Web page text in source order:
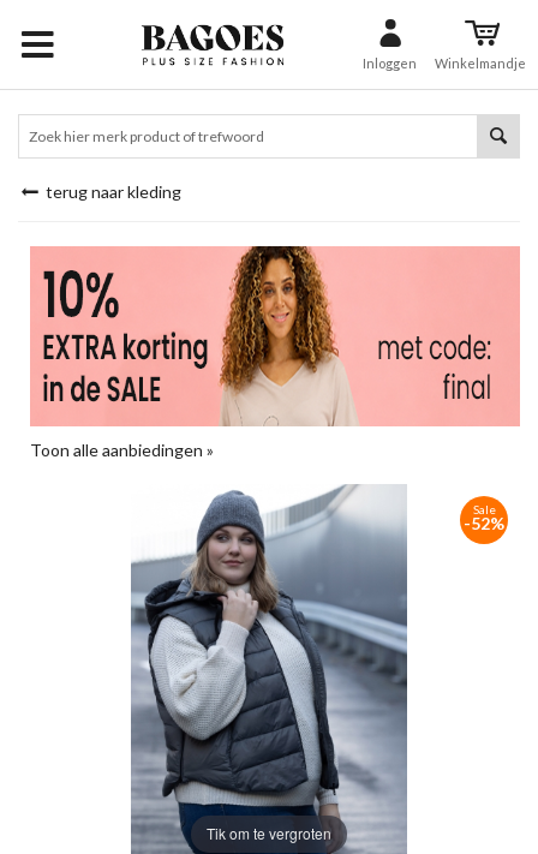
Inloggen Winkelmandje
terug naar kleding
Toon alle aanbiedingen »
Tik om te vergroten
Sale
-52%